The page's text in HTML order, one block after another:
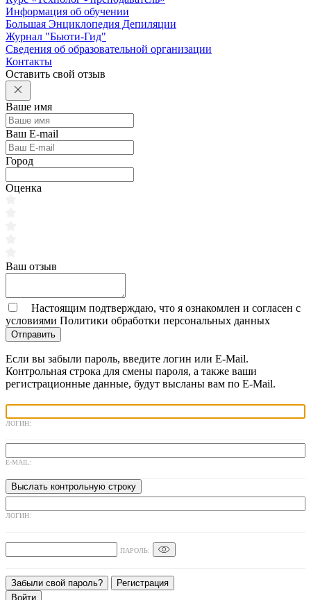
Информация об обучении
Большая Энциклопедия Депиляции
Журнал "Бьюти-Гид"
Сведения об образовательной организации
Контакты
Оставить свой отзыв
Ваше имя
Ваш E-mail
Город
Оценка
Ваш отзыв
Настоящим подтверждаю, что я ознакомлен и согласен с
условиями Политики обработки персональных данных
Отправить
Если вы забыли пароль, введите логин или E-Mail.
Контрольная строка для смены пароля, а также ваши
регистрационные данные, будут высланы вам по E-Mail.
ЛОГИН:
E-MAIL:
ЛОГИН:
ПАРОЛЬ:
Забыли свой пароль? Регистрация